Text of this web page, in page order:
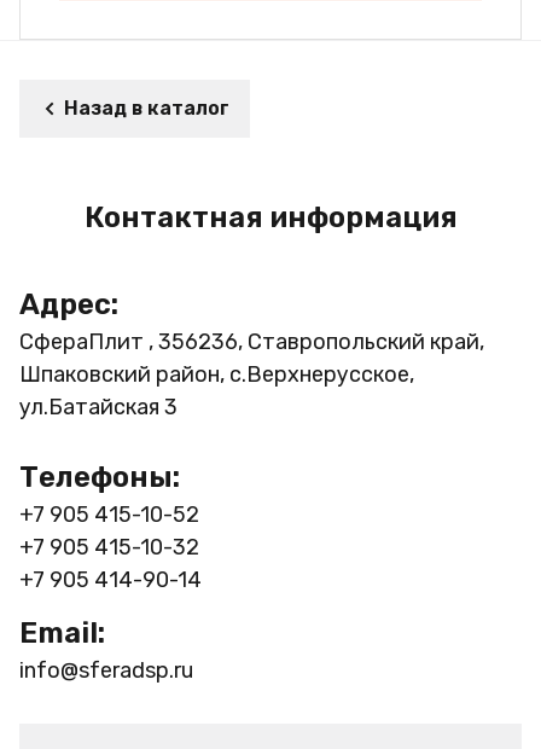
Назад в каталог
Контактная информация
Адрес:
СфераПлит , 356236, Ставропольский край,
Шпаковский район, с.Верхнерусское,
ул.Батайская 3
Телефоны:
+7 905 415-10-52
+7 905 415-10-32
+7 905 414-90-14
Email:
info@sferadsp.ru